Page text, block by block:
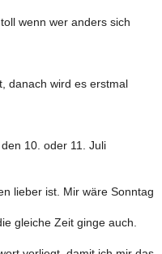
wenn wer anders sich
danach wird es erstmal
10. oder 11. Juli
lieber ist. Mir wäre Sonntag
gleiche Zeit ginge auch.